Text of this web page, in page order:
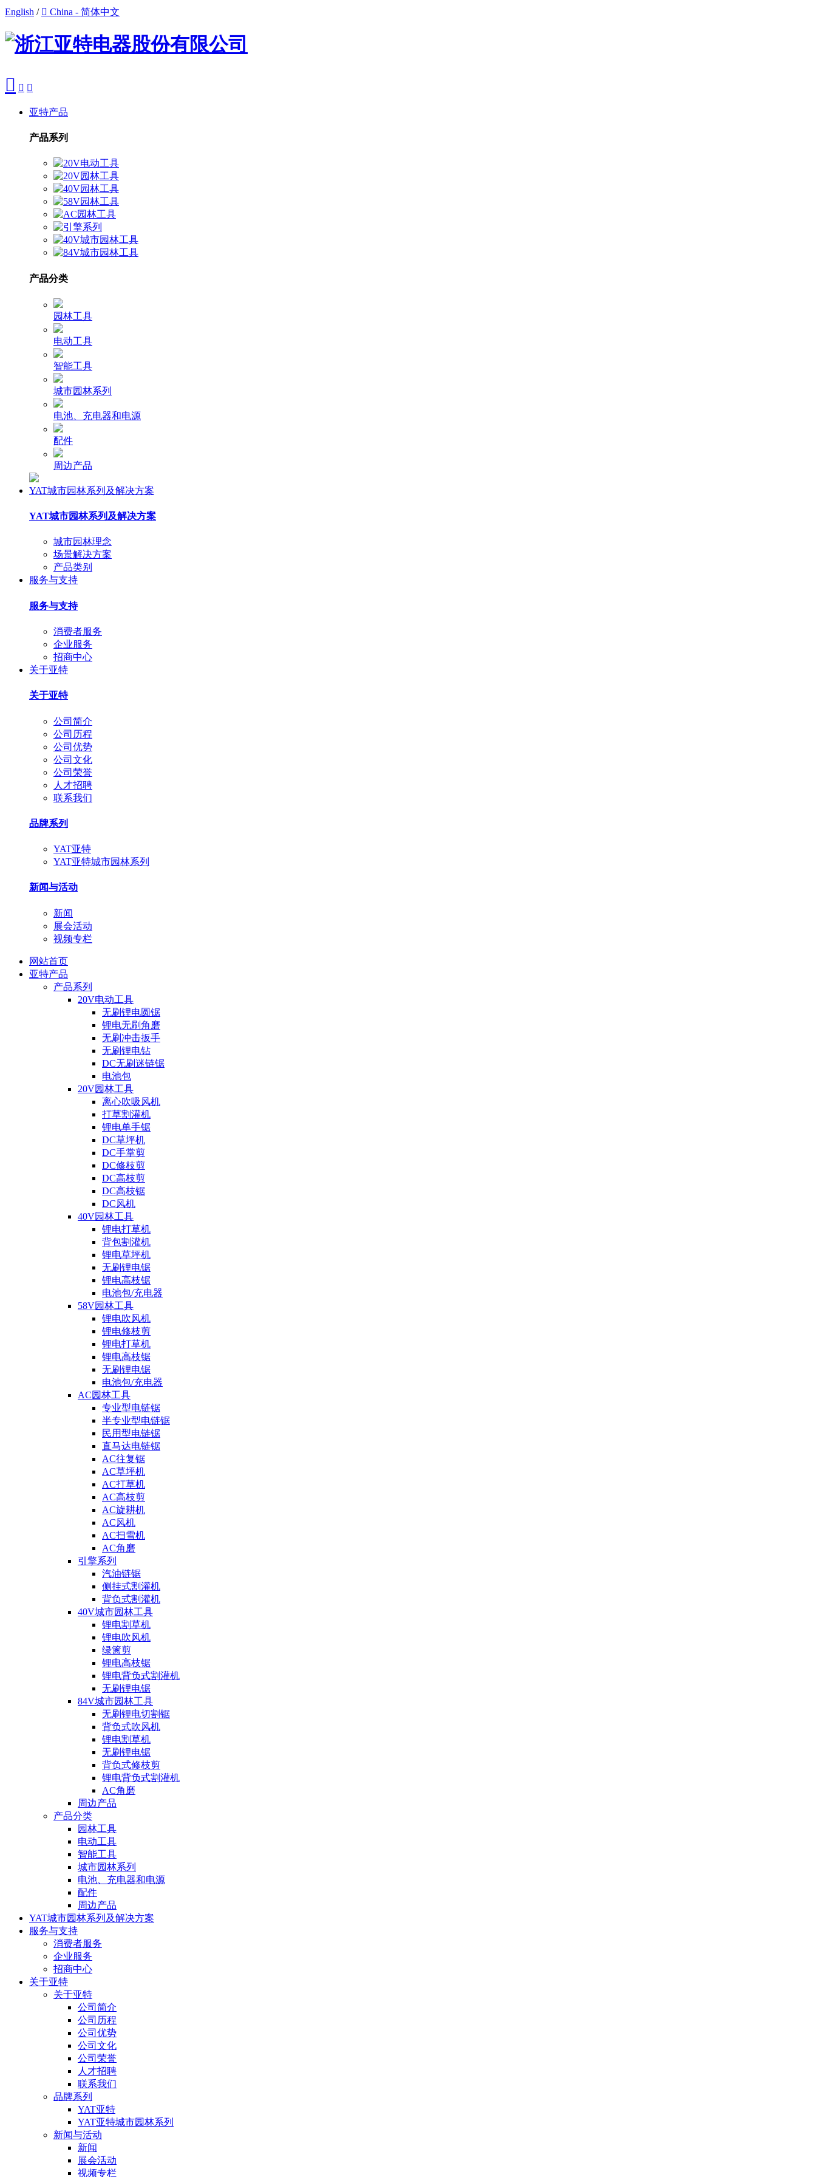
English /  China - 简体中文
  
亚特产品
产品系列
产品分类
园林工具
电动工具
智能工具
城市园林系列
电池、充电器和电源
配件
周边产品
YAT城市园林系列及解决方案
YAT城市园林系列及解决方案
城市园林理念
场景解决方案
产品类别
服务与支持
服务与支持
消费者服务
企业服务
招商中心
关于亚特
关于亚特
公司简介
公司历程
公司优势
公司文化
公司荣誉
人才招聘
联系我们
品牌系列
YAT亚特
YAT亚特城市园林系列
新闻与活动
新闻
展会活动
视频专栏
网站首页
亚特产品
产品系列
20V电动工具
无刷锂电圆锯
锂电无刷角磨
无刷冲击扳手
无刷锂电钻
DC无刷迷链锯
电池包
20V园林工具
离心吹吸风机
打草割灌机
锂电单手锯
DC草坪机
DC手掌剪
DC修枝剪
DC高枝剪
DC高枝锯
DC风机
40V园林工具
锂电打草机
背包割灌机
锂电草坪机
无刷锂电锯
锂电高枝锯
电池包/充电器
58V园林工具
锂电吹风机
锂电修枝剪
锂电打草机
锂电高枝锯
无刷锂电锯
电池包/充电器
AC园林工具
专业型电链锯
半专业型电链锯
民用型电链锯
直马达电链锯
AC往复锯
AC草坪机
AC打草机
AC高枝剪
AC旋耕机
AC风机
AC扫雪机
AC角磨
引擎系列
汽油链锯
侧挂式割灌机
背负式割灌机
40V城市园林工具
锂电割草机
锂电吹风机
绿篱剪
锂电高枝锯
锂电背负式割灌机
无刷锂电锯
84V城市园林工具
无刷锂电切割锯
背负式吹风机
锂电割草机
无刷锂电锯
背负式修枝剪
锂电背负式割灌机
AC角磨
周边产品
产品分类
园林工具
电动工具
智能工具
城市园林系列
电池、充电器和电源
配件
周边产品
YAT城市园林系列及解决方案
服务与支持
消费者服务
企业服务
招商中心
关于亚特
关于亚特
公司简介
公司历程
公司优势
公司文化
公司荣誉
人才招聘
联系我们
品牌系列
YAT亚特
YAT亚特城市园林系列
新闻与活动
新闻
展会活动
视频专栏